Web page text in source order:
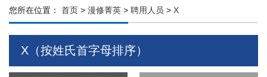
您所在位置： 首页 > 漫修菁英 > 聘用人员 > X
X（按姓氏首字母排序）